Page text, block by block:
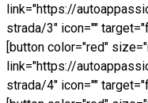
link="https://
strada/3" icon=""
[button color="red"
link="https://
strada/4" icon=""